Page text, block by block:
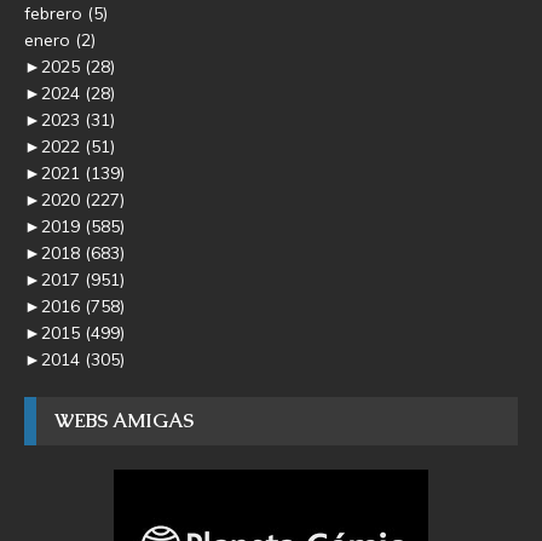
febrero (5)
enero (2)
►2025 (28)
►2024 (28)
►2023 (31)
►2022 (51)
►2021 (139)
►2020 (227)
►2019 (585)
►2018 (683)
►2017 (951)
►2016 (758)
►2015 (499)
►2014 (305)
WEBS AMIGAS